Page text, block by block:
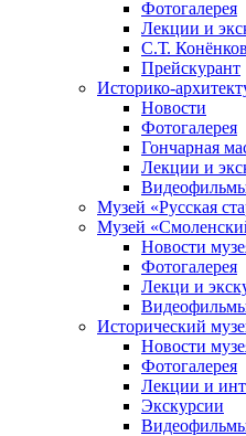
Фотогалерея
Лекции и
С.Т.
Прейскурант
Историко-
Новости
Фотогалерея
Гончарная
Лекции и
Музей «Русская
Музей
Новости
Фотогалерея
Лекци и
Исторический
Новости
Фотогалерея
Лекции и
Экскурсии